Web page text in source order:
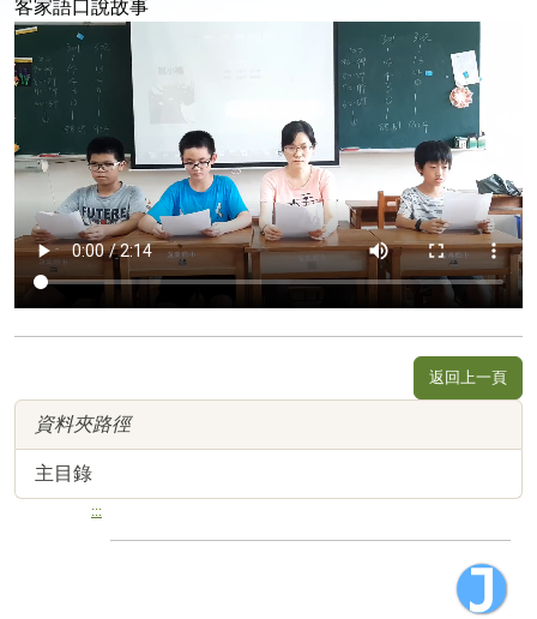
客家語口說故事
返回上一頁
資料夾路徑
主目錄
:::